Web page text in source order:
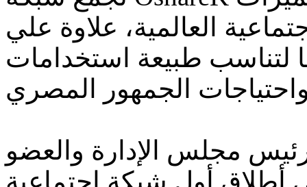
العالمية، علاوة علي
لتناسب طبيعة استخدامات
مجلس الإدارة والعضو